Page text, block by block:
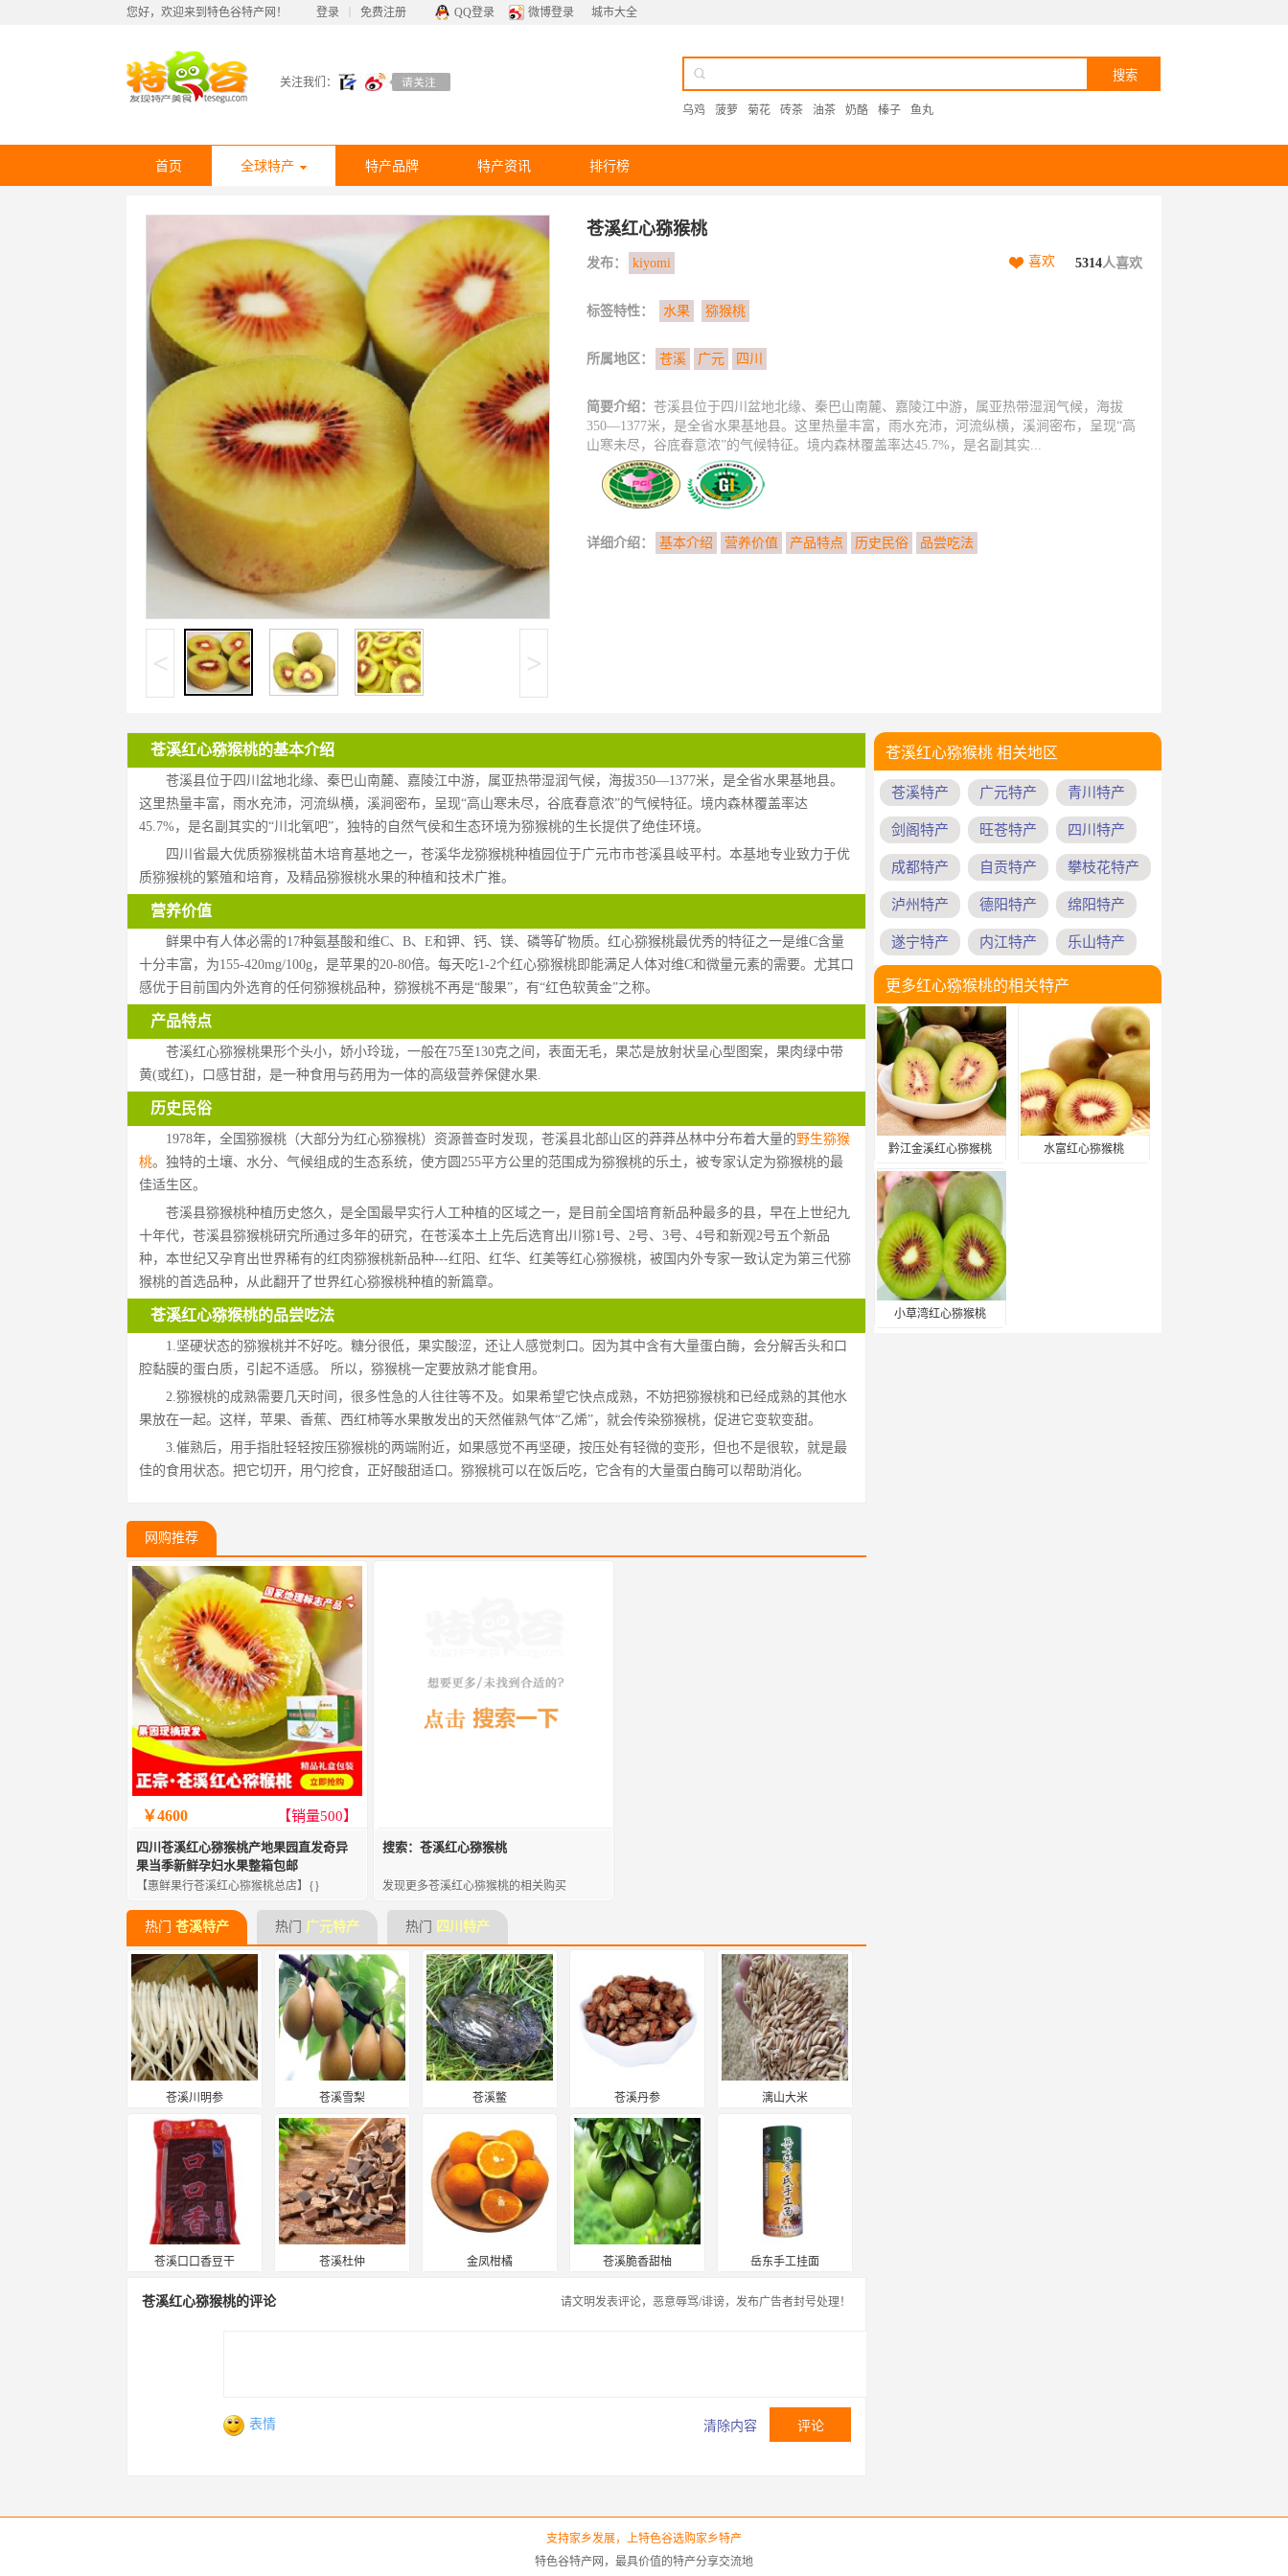
您好，欢迎来到特色谷特产网！ 登录 免费注册 QQ登录 微博登录 城市大全
关注我们：
乌鸡 菠萝 菊花 砖茶 油茶 奶酪 榛子 鱼丸
首页 全球特产 特产品牌 特产资讯 排行榜
< >
苍溪红心猕猴桃
发布： kiyomi 喜欢 5314人喜欢
标签特性： 水果 猕猴桃
所属地区： 苍溪 广元 四川
简要介绍： 苍溪县位于四川盆地北缘、秦巴山南麓、嘉陵江中游，属亚热带湿润气候，海拔
350—1377米，是全省水果基地县。这里热量丰富，雨水充沛，河流纵横，溪涧密布，呈现“高
山寒未尽，谷底春意浓”的气候特征。境内森林覆盖率达45.7%，是名副其实...
详细介绍： 基本介绍 营养价值 产品特点 历史民俗 品尝吃法
苍溪红心猕猴桃的基本介绍
苍溪县位于四川盆地北缘、秦巴山南麓、嘉陵江中游，属亚热带湿润气候，海拔350—1377米，是全省水果基地县。
这里热量丰富，雨水充沛，河流纵横，溪涧密布，呈现“高山寒未尽，谷底春意浓”的气候特征。境内森林覆盖率达
45.7%，是名副其实的“川北氧吧”，独特的自然气侯和生态环境为猕猴桃的生长提供了绝佳环境。
四川省最大优质猕猴桃苗木培育基地之一，苍溪华龙猕猴桃种植园位于广元市市苍溪县岐平村。本基地专业致力于优
质猕猴桃的繁殖和培育，及精品猕猴桃水果的种植和技术广推。
营养价值
鲜果中有人体必需的17种氨基酸和维C、B、E和钾、钙、镁、磷等矿物质。红心猕猴桃最优秀的特征之一是维C含量
十分丰富，为155-420mg/100g，是苹果的20-80倍。每天吃1-2个红心猕猴桃即能满足人体对维C和微量元素的需要。尤其口
感优于目前国内外选育的任何猕猴桃品种，猕猴桃不再是“酸果”，有“红色软黄金”之称。
产品特点
苍溪红心猕猴桃果形个头小，娇小玲珑，一般在75至130克之间，表面无毛，果芯是放射状呈心型图案，果肉绿中带
黄(或红)，口感甘甜，是一种食用与药用为一体的高级营养保健水果.
历史民俗
1978年，全国猕猴桃（大部分为红心猕猴桃）资源普查时发现，苍溪县北部山区的莽莽丛林中分布着大量的野生猕猴
桃。独特的土壤、水分、气候组成的生态系统，使方圆255平方公里的范围成为猕猴桃的乐土，被专家认定为猕猴桃的最
佳适生区。
苍溪县猕猴桃种植历史悠久，是全国最早实行人工种植的区域之一，是目前全国培育新品种最多的县，早在上世纪九
十年代，苍溪县猕猴桃研究所通过多年的研究，在苍溪本土上先后选育出川猕1号、2号、3号、4号和新观2号五个新品
种，本世纪又孕育出世界稀有的红肉猕猴桃新品种---红阳、红华、红美等红心猕猴桃，被国内外专家一致认定为第三代猕
猴桃的首选品种，从此翻开了世界红心猕猴桃种植的新篇章。
苍溪红心猕猴桃的品尝吃法
1.坚硬状态的猕猴桃并不好吃。糖分很低，果实酸涩，还让人感觉刺口。因为其中含有大量蛋白酶，会分解舌头和口
腔黏膜的蛋白质，引起不适感。 所以，猕猴桃一定要放熟才能食用。
2.猕猴桃的成熟需要几天时间，很多性急的人往往等不及。如果希望它快点成熟，不妨把猕猴桃和已经成熟的其他水
果放在一起。这样，苹果、香蕉、西红柿等水果散发出的天然催熟气体“乙烯”，就会传染猕猴桃，促进它变软变甜。
3.催熟后，用手指肚轻轻按压猕猴桃的两端附近，如果感觉不再坚硬，按压处有轻微的变形，但也不是很软，就是最
佳的食用状态。把它切开，用勺挖食，正好酸甜适口。猕猴桃可以在饭后吃，它含有的大量蛋白酶可以帮助消化。
网购推荐
￥4600 【销量500】
四川苍溪红心猕猴桃产地果园直发奇异
果当季新鲜孕妇水果整箱包邮
【惠鲜果行苍溪红心猕猴桃总店】{}
搜索：苍溪红心猕猴桃
发现更多苍溪红心猕猴桃的相关购买
热门 苍溪特产 热门 广元特产 热门 四川特产
苍溪川明参 苍溪雪梨 苍溪鳖 苍溪丹参 漓山大米
苍溪口口香豆干 苍溪杜仲 金凤柑橘 苍溪脆香甜柚 岳东手工挂面
苍溪红心猕猴桃的评论 请文明发表评论，恶意辱骂/诽谤，发布广告者封号处理！
清除内容
表情
苍溪红心猕猴桃 相关地区
苍溪特产 广元特产 青川特产
剑阁特产 旺苍特产 四川特产
成都特产 自贡特产 攀枝花特产
泸州特产 德阳特产 绵阳特产
遂宁特产 内江特产 乐山特产
更多红心猕猴桃的相关特产
黔江金溪红心猕猴桃 水富红心猕猴桃
小草湾红心猕猴桃
支持家乡发展，上特色谷选购家乡特产
特色谷特产网，最具价值的特产分享交流地